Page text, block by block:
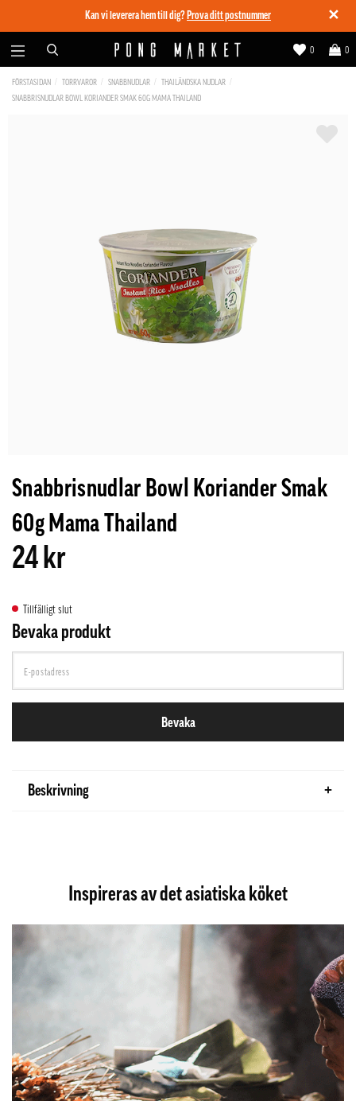
✕
Kan vi leverera hem till dig? Prova ditt postnummer
0
0
FÖRSTASIDAN TORRVAROR SNABBNUDLAR
THAILÄNDSKA NUDLAR
SNABBRISNUDLAR BOWL KORIANDER SMAK 60G MAMA THAILAND
Snabbrisnudlar Bowl Koriander Smak
60g Mama Thailand
24 kr
Tillfälligt slut
Bevaka produkt
Bevaka
Beskrivning
Inspireras av det asiatiska köket